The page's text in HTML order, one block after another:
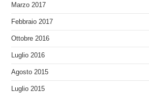
Marzo 2017
Febbraio 2017
Ottobre 2016
Luglio 2016
Agosto 2015
Luglio 2015